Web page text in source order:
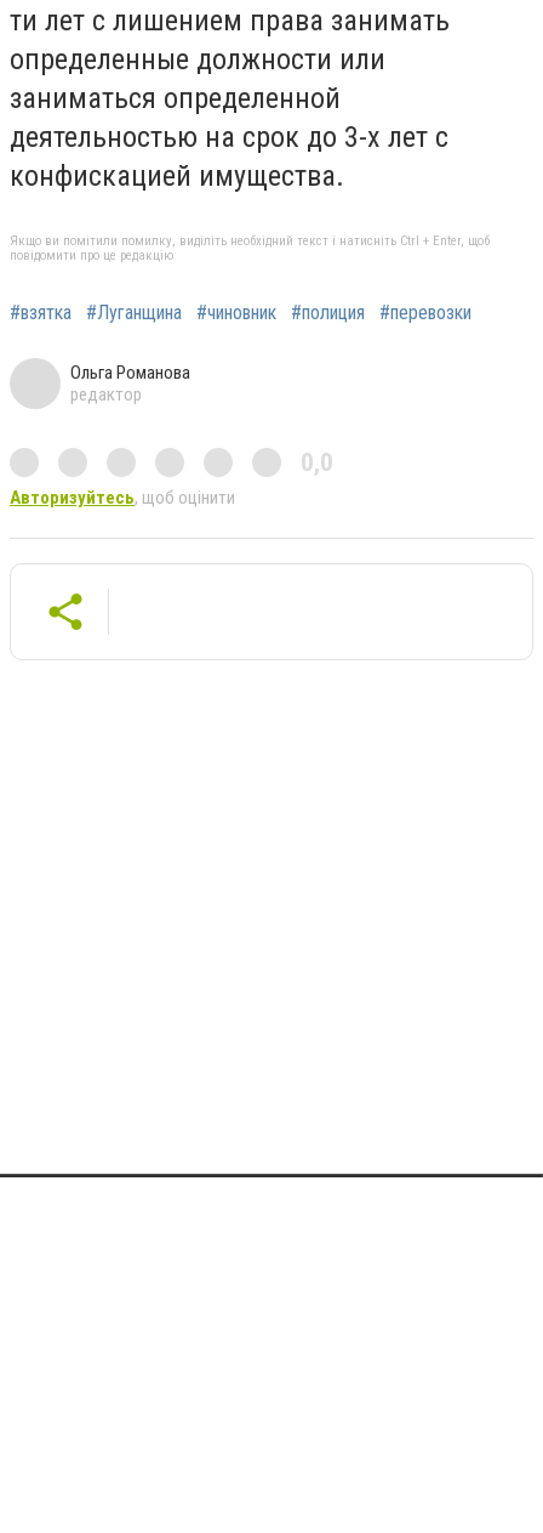
ти лет с лишением права занимать
определенные должности или
заниматься определенной
деятельностью на срок до 3-х лет с
конфискацией имущества.
Якщо ви помітили помилку, виділіть необхідний текст і натисніть Ctrl + Enter, щоб
повідомити про це редакцію
#взятка #Луганщина #чиновник #полиция #перевозки
Ольга Романова
редактор
0,0
Авторизуйтесь, щоб оцінити